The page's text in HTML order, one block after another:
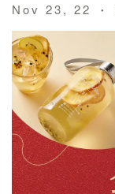
Nov 23, 22 •